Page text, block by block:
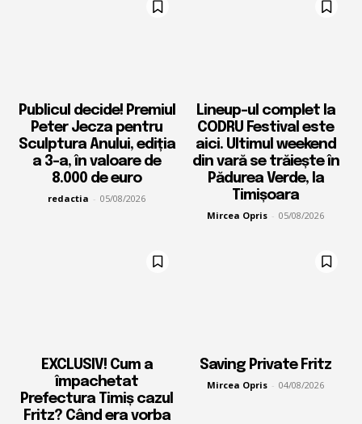
Publicul decide! Premiul
Peter Jecza pentru
Sculptura Anului, ediția
a 3-a, în valoare de
8.000 de euro
redactia - 05/08/2026
Lineup-ul complet la
CODRU Festival este
aici. Ultimul weekend
din vară se trăiește în
Pădurea Verde, la
Timișoara
Mircea Opris - 05/08/2026
EXCLUSIV! Cum a
împachetat
Prefectura Timiș cazul
Fritz? Când era vorba
Saving Private Fritz
Mircea Opris - 04/08/2026